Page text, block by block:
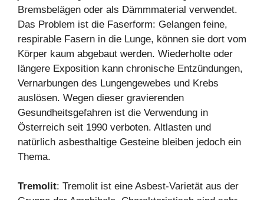
Bremsbelägen oder als Dämmmaterial verwendet.
Das Problem ist die Faserform: Gelangen feine,
respirable Fasern in die Lunge, können sie dort vom
Körper kaum abgebaut werden. Wiederholte oder
längere Exposition kann chronische Entzündungen,
Vernarbungen des Lungengewebes und Krebs
auslösen. Wegen dieser gravierenden
Gesundheitsgefahren ist die Verwendung in
Österreich seit 1990 verboten. Altlasten und
natürlich asbesthaltige Gesteine bleiben jedoch ein
Thema.
Tremolit: Tremolit ist eine Asbest-Varietät aus der